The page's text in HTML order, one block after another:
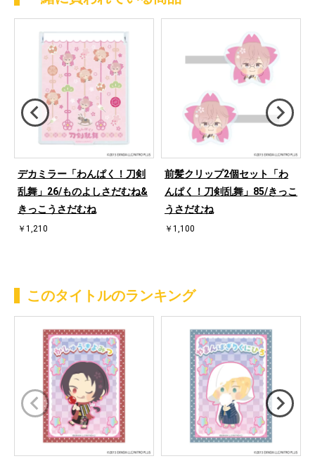
デカミラー「わんぱく！刀剣
乱舞」26/ものよしさだむね&
きっこうさだむね
￥1,210
前髪クリップ2個セット「わ
んぱく！刀剣乱舞」85/きっこ
うさだむね
￥1,100
このタイトルのランキング